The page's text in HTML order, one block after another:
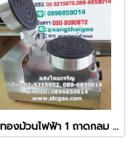
เตาทองม้วนไฟฟ้า 1 ถาดกลม รุ่น FR-1